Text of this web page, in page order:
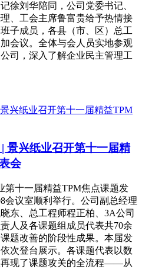
徐刘华陪同，公司党委书记、
、工会主席鲁富贵给予热情接
子成员，各县（市、区）总工
会议。全体与会人员实地参观
司，深入了解企业民主管理工
景兴纸业召开第十一届精
会
第十一届精益TPM焦点课题发
会议室顺利举行。公司副总经理
东、总工程师程正柏、3A公司
人及各课题组成员代表共70余
题改善的阶段性成果。本届发
次登台展示。各课题代表以数
现了课题攻关的全流程——从